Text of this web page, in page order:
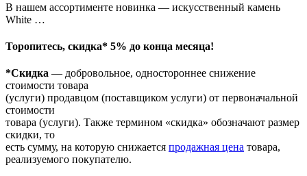
В нашем ассортименте новинка — искусственный камень
White …
Торопитесь, скидка* 5% до конца месяца!
*Скидка — добровольное, одностороннее снижение
стоимости товара
(услуги) продавцом (поставщиком услуги) от первоначальной
стоимости
товара (услуги). Также термином «скидка» обозначают размер
скидки, то
есть сумму, на которую снижается продажная цена товара,
реализуемого покупателю.